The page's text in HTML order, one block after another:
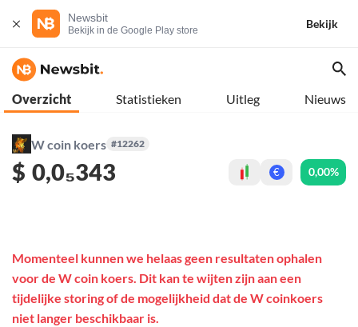
Newsbit
Bekijk in de Google Play store
Bekijk
Overzicht Statistieken Uitleg Nieuws
W coin koers #12262
$ 0,0₅343 € 0,00%
Momenteel kunnen we helaas geen resultaten ophalen
voor de W coin koers. Dit kan te wijten zijn aan een
tijdelijke storing of de mogelijkheid dat de W coinkoers
niet langer beschikbaar is.